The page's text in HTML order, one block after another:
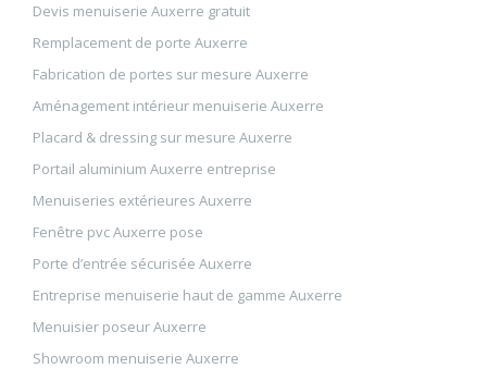
Devis menuiserie Auxerre gratuit
Remplacement de porte Auxerre
Fabrication de portes sur mesure Auxerre
Aménagement intérieur menuiserie Auxerre
Placard & dressing sur mesure Auxerre
Portail aluminium Auxerre entreprise
Menuiseries extérieures Auxerre
Fenêtre pvc Auxerre pose
Porte d’entrée sécurisée Auxerre
Entreprise menuiserie haut de gamme Auxerre
Menuisier poseur Auxerre
Showroom menuiserie Auxerre